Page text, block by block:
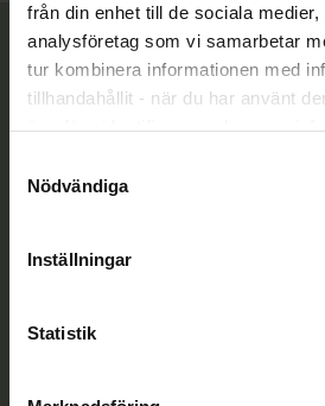
från din enhet till de sociala
analysföretag som vi samarbetar
tur kombinera informationen med
tillhandahållit - när du har använt
området. Du godkänner våra
Nödvändiga
Inställningar
Statistik
Tillsammans rör vi oss framåt.
av vår rörelse.
Bli medlem
Välkommen att kontakta oss. Här